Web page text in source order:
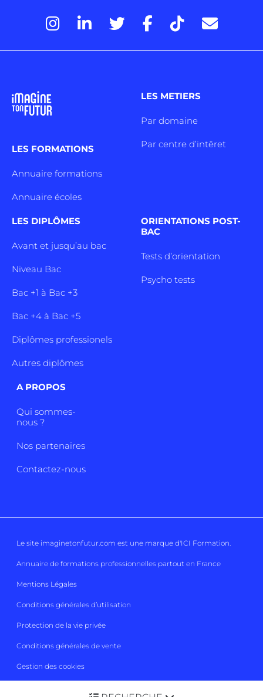
LES FORMATIONS
Annuaire formations
Annuaire écoles
LES METIERS
Par domaine
Par centre d’intêret
LES DIPLÔMES
Avant et jusqu’au bac
Niveau Bac
Bac +1 à Bac +3
Bac +4 à Bac +5
Diplômes professionels
Autres diplômes
ORIENTATIONS POST-
BAC
Tests d’orientation
Psycho tests
A PROPOS
Qui sommes-
nous ?
Nos partenaires
Contactez-nous
Le site imaginetonfutur.com est une marque d'ICI Formation.
Annuaire de formations professionnelles partout en France
Mentions Légales
Conditions générales d’utilisation
Protection de la vie privée
Conditions générales de vente
Gestion des cookies
Imaginetonfutur 2026 Tous droits réservés